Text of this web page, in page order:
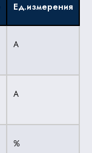
Ед.измерения
А
А
%